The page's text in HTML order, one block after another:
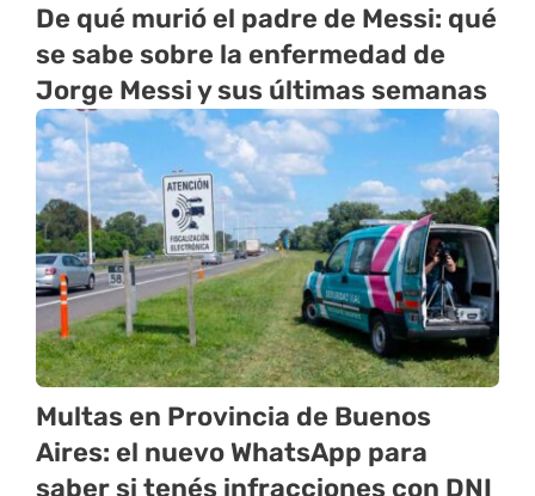
De qué murió el padre de Messi: qué
se sabe sobre la enfermedad de
Jorge Messi y sus últimas semanas
Multas en Provincia de Buenos
Aires: el nuevo WhatsApp para
saber si tenés infracciones con DNI